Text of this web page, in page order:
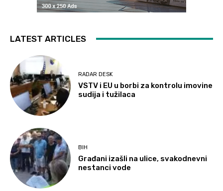
LATEST ARTICLES
RADAR DESK
VSTV i EU u borbi za kontrolu imovine
sudija i tužilaca
BIH
Građani izašli na ulice, svakodnevni
nestanci vode